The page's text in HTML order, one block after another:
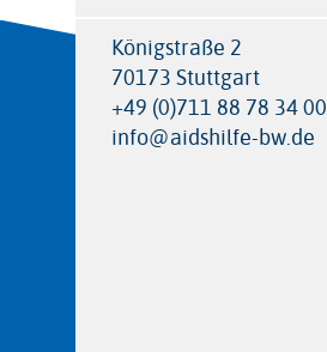
Königstraße 2
70173 Stuttgart
+49 (0)711 88 78 34 00
info@aidshilfe-bw.de